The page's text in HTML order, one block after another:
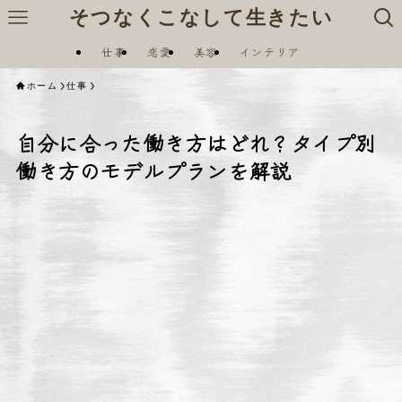
そつなくこなして生きたい
仕事 恋愛 美容 インテリア
ホーム 仕事
自分に合った働き方はどれ？タイプ別
働き方のモデルプランを解説